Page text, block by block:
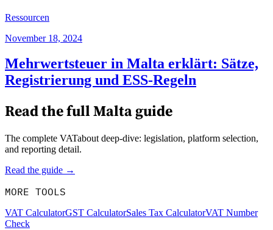
Ressourcen
November 18, 2024
Mehrwertsteuer in Malta erklärt: Sätze,
Registrierung und ESS-Regeln
Read the fullMaltaguide
The complete VATabout deep-dive: legislation, platform selection,
and reporting detail.
Read the guide →
MORE TOOLS
VAT CalculatorGST CalculatorSales Tax CalculatorVAT Number
Check